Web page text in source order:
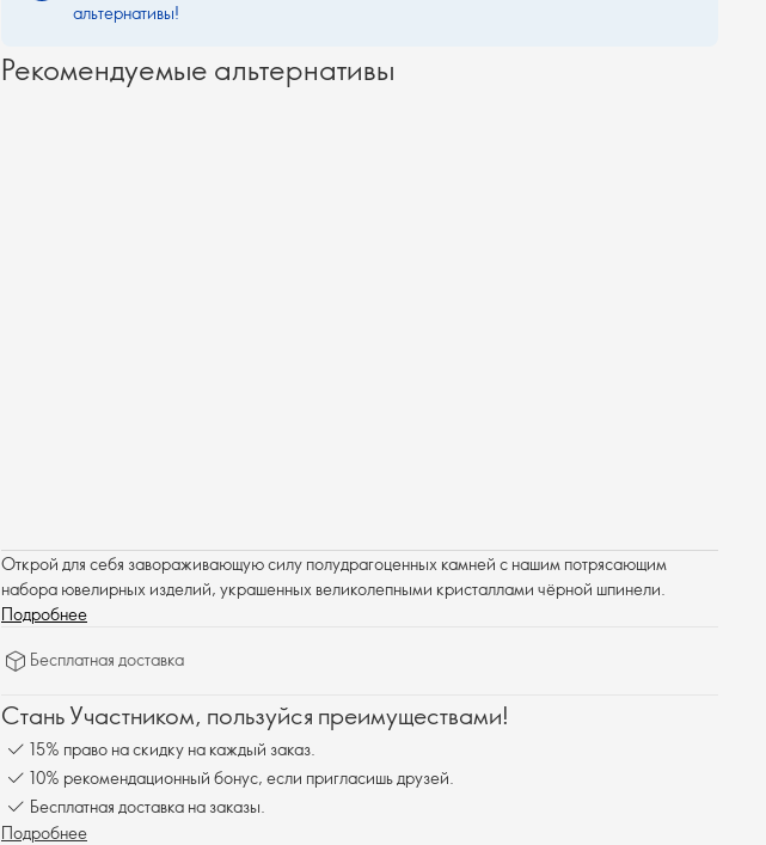
альтернативы!
Рекомендуемые альтернативы
Открой для себя завораживающую силу полудрагоценных камней с нашим потрясающим
набора ювелирных изделий, украшенных великолепными кристаллами чёрной шпинели.
Подробнее
Бесплатная доставка
Стань Участником, пользуйся преимуществами!
15% право на скидку на каждый заказ.
10% рекомендационный бонус, если пригласишь друзей.
Бесплатная доставка на заказы.
Подробнее